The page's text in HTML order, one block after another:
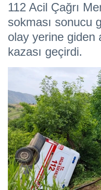
112 Acil Çağrı
sokması sonucu
olay yerine giden
kazası geçirdi.